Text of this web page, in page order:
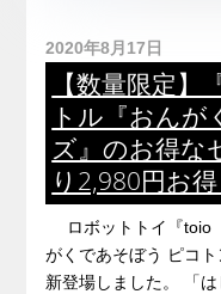
2020年8月17日
【数量限定
トル『おん
ズ』のお得な
り2,980円お得
ロボットトイ『toio
がくであそぼう ピコ
新登場しました。 「